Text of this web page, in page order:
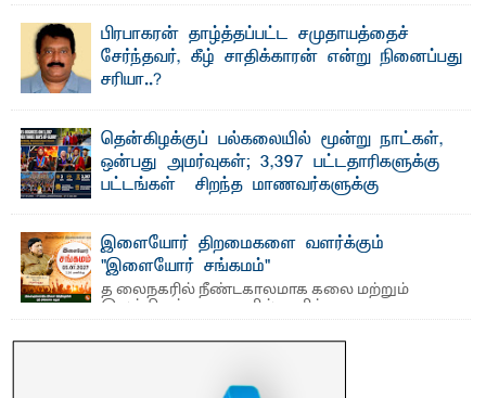
பாண்டிருப்பு ...பிரபாகரன் தாழ்த்தப்பட்ட சமுதாயத்தைச்
சேர்ந்தவர், கீழ் சாதிக்காரன் என்று நினைப்பது
சரியா..?
தென்கிழக்குப் பல்கலையில் மூன்று நாட்கள்,
ஒன்பது அமர்வுகள்; 3,397 பட்டதாரிகளுக்கு
பட்டங்கள் – சிறந்த மாணவர்களுக்கு
மற்றும் சிறப்புப் பரிசுகள்
எம்.வை. அமீர்- ஒ லுவிலில் அமைந்துள்ள தென்கிழக்குப்
பல்கலைக்கழகத்தின் 18ஆவது பொதுப் பட்டமளிப்பு விழா ...
இளையோர் திறமைகளை வளர்க்கும்
"இளையோர் சங்கமம்"
த லைநகரில் நீண்டகாலமாக கலை மற்றும்
இலக்கியத் துறைகளில் தனித்துவமான
பணிகளை முன்னெடுத்து வரும் புதிய ...